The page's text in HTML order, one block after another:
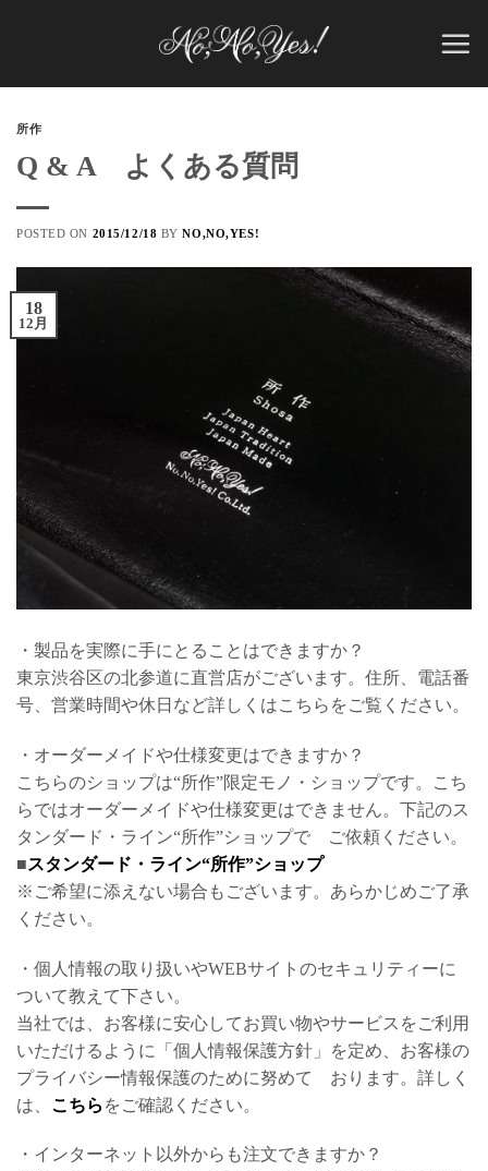
所作
Q & A よくある質問
POSTED ON 2015/12/18 BYNO,NO,YES!
18
12月
・製品を実際に手にとることはできますか？
東京渋谷区の北参道に直営店がございます。住所、電話番
号、営業時間や休日など詳しくはこちらをご覧ください。
・オーダーメイドや仕様変更はできますか？
こちらのショップは“所作”限定モノ・ショップです。こち
らではオーダーメイドや仕様変更はできません。下記のス
タンダード・ライン“所作”ショップで ご依頼ください。
■スタンダード・ライン“所作”ショップ
※ご希望に添えない場合もございます。あらかじめご了承
ください。
・個人情報の取り扱いやWEBサイトのセキュリティーに
ついて教えて下さい。
当社では、お客様に安心してお買い物やサービスをご利用
いただけるように「個人情報保護方針」を定め、お客様の
プライバシー情報保護のために努めて おります。詳しく
は、 こちら をご確認ください。
・インターネット以外からも注文できますか？